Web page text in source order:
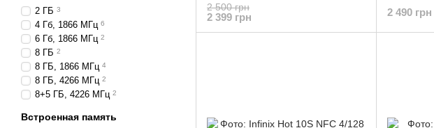
2 500 грн
2 399 грн
2 490 грн
2 ГБ 3
4 Гб, 1866 МГц 6
6 Гб, 1866 МГц 2
8 ГБ 2
8 ГБ, 1866 МГц 4
8 ГБ, 4266 МГц 2
8+5 ГБ, 4226 МГц 2
Встроенная память